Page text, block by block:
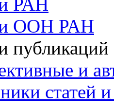
ООН РАН
публикаций
и
статей